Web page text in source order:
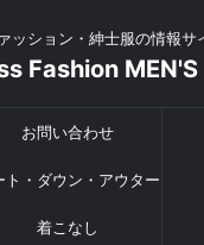
ッション・紳士服の情報サ
Fashion MEN'S
お問い合わせ
ト・ダウン・アウター
着こなし